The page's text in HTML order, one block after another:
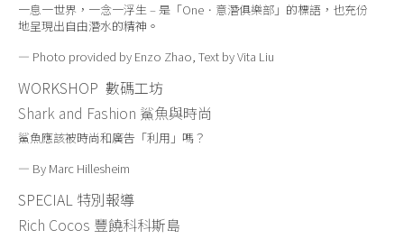
一息一世界，一念一浮生 – 是「One．意潛俱樂部」的標語，也充份
地呈現出自由潛水的精神。
— Photo provided by Enzo Zhao, Text by Vita Liu
WORKSHOP 數碼工坊
Shark and Fashion 鯊魚與時尚
鯊魚應該被時尚和廣告「利用」嗎？
— By Marc Hillesheim
SPECIAL 特別報導
Rich Cocos 豐饒科科斯島